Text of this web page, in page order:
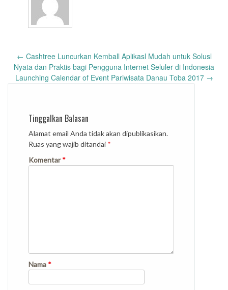
Post
navigation
← Cashtree Luncurkan Kemball Aplikasl Mudah untuk Solusl
Nyata dan Praktis bagi Pengguna Internet Seluler di Indonesia
Launching Calendar of Event Pariwisata Danau Toba 2017 →
Tinggalkan Balasan
Alamat email Anda tidak akan dipublikasikan.
Ruas yang wajib ditandai *
Komentar*
Nama *